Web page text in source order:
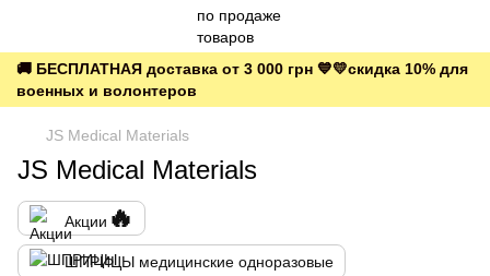
🚚 БЕСПЛАТНАЯ доставка от 3 000 грн 💙💛скидка 10% для
военных и волонтеров
JS Medical Materials
JS Medical Materials
Акции 🔥
ШПРИЦЫ медицинские одноразовые